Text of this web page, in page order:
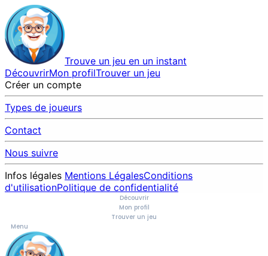
Trouve un jeu en un instant
DécouvrirMon profilTrouver un jeu
Créer un compte
Types de joueurs
Contact
Nous suivre
Infos légales Mentions LégalesConditions
d'utilisationPolitique de confidentialité
Découvrir
Mon profil
Trouver un jeu
Menu